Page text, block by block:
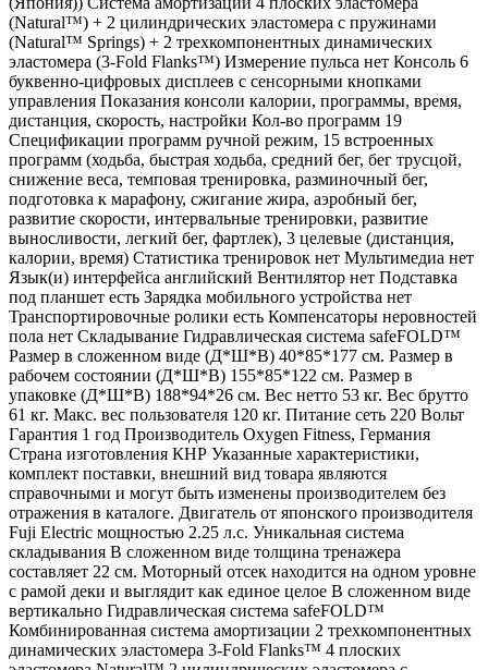
(Natural™) + 2 цилиндрических эластомера с пружинами
(Natural™ Springs) + 2 трехкомпонентных динамических
эластомера (3-Fold Flanks™) Измерение пульса нет Консоль 6
буквенно-цифровых дисплеев с сенсорными кнопками
управления Показания консоли калории, программы, время,
дистанция, скорость, настройки Кол-во программ 19
Спецификации программ ручной режим, 15 встроенных
программ (ходьба, быстрая ходьба, средний бег, бег трусцой,
снижение веса, темповая тренировка, разминочный бег,
подготовка к марафону, сжигание жира, аэробный бег,
развитие скорости, интервальные тренировки, развитие
выносливости, легкий бег, фартлек), 3 целевые (дистанция,
калории, время) Статистика тренировок нет Мультимедиа нет
Язык(и) интерфейса английский Вентилятор нет Подставка
под планшет есть Зарядка мобильного устройства нет
Транспортировочные ролики есть Компенсаторы неровностей
пола нет Складывание Гидравлическая система safeFOLD™
Размер в сложенном виде (Д*Ш*В) 40*85*177 см. Размер в
рабочем состоянии (Д*Ш*В) 155*85*122 см. Размер в
упаковке (Д*Ш*В) 188*94*26 см. Вес нетто 53 кг. Вес брутто
61 кг. Макс. вес пользователя 120 кг. Питание сеть 220 Вольт
Гарантия 1 год Производитель Oxygen Fitness, Германия
Страна изготовления КНР Указанные характеристики,
комплект поставки, внешний вид товара являются
справочными и могут быть изменены производителем без
отражения в каталоге. Двигатель от японского производителя
Fuji Electric мощностью 2.25 л.с. Уникальная система
складывания В сложенном виде толщина тренажера
составляет 22 см. Моторный отсек находится на одном уровне
с рамой деки и выглядит как единое целое В сложенном виде
вертикально Гидравлическая система safeFOLD™
Комбинированная система амортизации 2 трехкомпонентных
динамических эластомера 3-Fold Flanks™ 4 плоских